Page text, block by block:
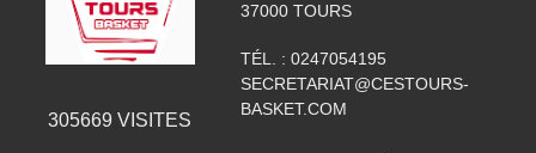
305669 VISITES
37000 TOURS
TÉL. : 0247054195
SECRETARIAT@CESTOURS-
BASKET.COM